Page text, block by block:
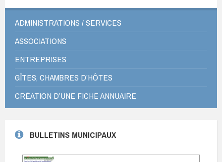
ADMINISTRATIONS / SERVICES
ASSOCIATIONS
ENTREPRISES
GÎTES, CHAMBRES D’HÔTES
CRÉATION D’UNE FICHE ANNUAIRE
BULLETINS MUNICIPAUX